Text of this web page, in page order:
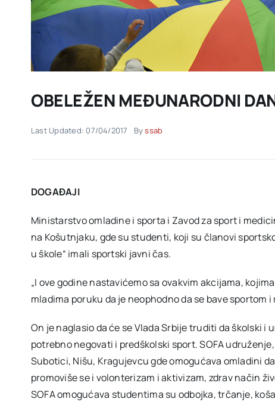
OBELEŽEN MEĐUNARODNI
Last Updated: 07/04/2017 Byssab
DOGAĐAJI
Ministarstvo omladine i sporta i Zavod za sport i
na Košutnjaku, gde su studenti, koji su članovi
u škole“ imali sportski javni čas.
„I ove godine nastavićemo sa ovakvim akcijama,
mladima poruku da je neophodno da se bave sportom
On je naglasio da će se Vlada Srbije truditi da školski
potrebno negovati i predškolski sport. SOFA
Subotici, Nišu, Kragujevcu gde omogućava omladini
promoviše se i volonterizam i aktivizam, zdrav način
SOFA omogućava studentima su odbojka, trčanje,